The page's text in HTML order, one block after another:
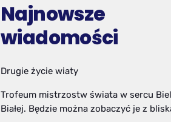
Najnowsze
wiadomości
Drugie życie wiaty
Trofeum mistrzostw świata w sercu
Białej. Będzie można zobaczyć je z